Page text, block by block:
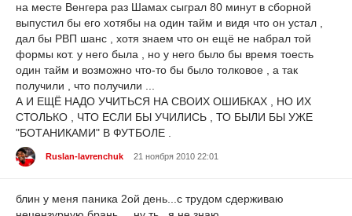
на месте Венгера раз Шамах сыграл 80 минут в сборной
выпустил бы его хотябы на один тайм и видя что он устал ,
дал бы РВП шанс , хотя знаем что он ещё не набрал той
формы кот. у него была , но у него было бы время тоесть
один тайм и возможно что-то бы было толковое , а так
получили , что получили ...
А И ЕЩЁ НАДО УЧИТЬСЯ НА СВОИХ ОШИБКАХ , НО ИХ
СТОЛЬКО , ЧТО ЕСЛИ БЫ УЧИЛИСЬ , ТО БЫЛИ БЫ УЖЕ
"БОТАНИКАМИ" В ФУТБОЛЕ .
Ruslan-lavrenchuk 21 ноября 2010 22:01
блин у меня паника 2ой день...с трудом сдерживаю